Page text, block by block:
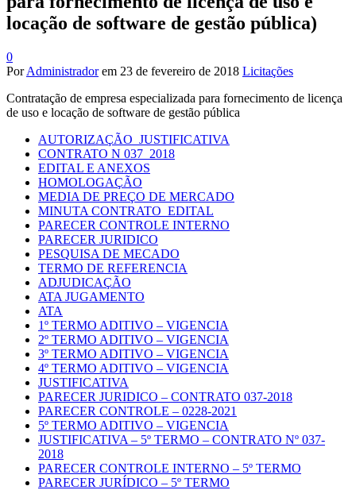
locação de software de gestão pública)
0
PorAdministrador em 23 de fevereiro de 2018 Licitações
Contratação de empresa especializada para fornecimento de licença
de uso e locação de software de gestão pública
AUTORIZAÇÃO_JUSTIFICATIVA
CONTRATO N 037_2018
EDITAL E ANEXOS
HOMOLOGAÇÃO
MEDIA DE PREÇO DE MERCADO
MINUTA CONTRATO_EDITAL
PARECER CONTROLE INTERNO
PARECER JURIDICO
PESQUISA DE MECADO
TERMO DE REFERENCIA
ADJUDICAÇÃO
ATA JUGAMENTO
ATA
1º TERMO ADITIVO – VIGENCIA
2º TERMO ADITIVO – VIGENCIA
3º TERMO ADITIVO – VIGENCIA
4º TERMO ADITIVO – VIGENCIA
JUSTIFICATIVA
PARECER JURIDICO – CONTRATO 037-2018
PARECER CONTROLE – 0228-2021
5º TERMO ADITIVO – VIGENCIA
JUSTIFICATIVA – 5º TERMO – CONTRATO Nº 037-
2018
PARECER CONTROLE INTERNO – 5º TERMO
PARECER JURÍDICO – 5º TERMO